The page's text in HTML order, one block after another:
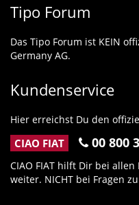
Tipo Forum
Das Tipo Forum ist KEIN
Germany AG.
Kundenservice
Hier erreichst Du den
CIAO FIAT 00 800
CIAO FIAT hilft Dir bei
weiter. NICHT bei Fragen